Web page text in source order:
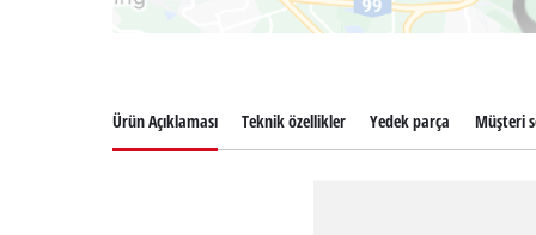
Ürün Açıklaması Teknik özellikler Yedek parça Müşteri